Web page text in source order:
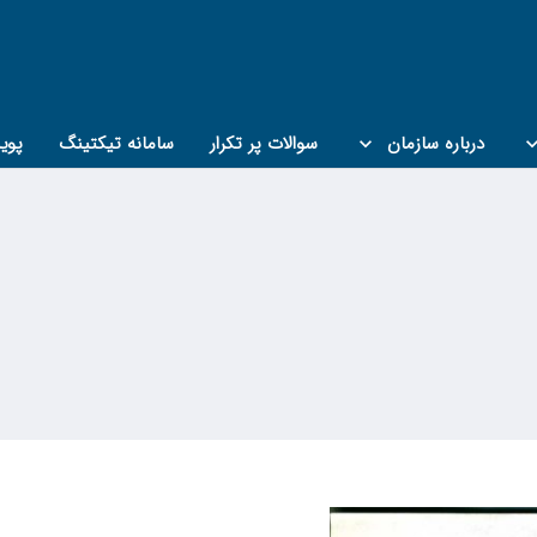
درباره سازمان سوالات پر تکرار سامانه تیکتینگ